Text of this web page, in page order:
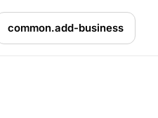
common.add-business